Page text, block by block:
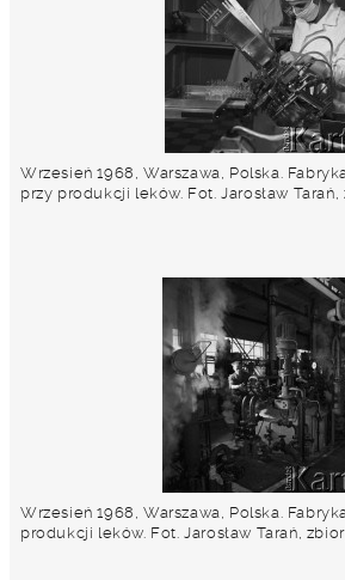
Wrzesień 1968, Warszawa, Polska.
przy produkcji leków. Fot. Jarosław
Wrzesień 1968, Warszawa, Polska.
produkcji leków. Fot. Jarosław Tarań,